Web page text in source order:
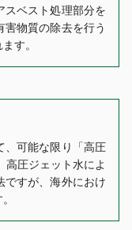
スベスト処理部分を
物質の除去を行う
す。
、可能な限り「高圧
高圧ジェット水によ
ですが、海外におけ